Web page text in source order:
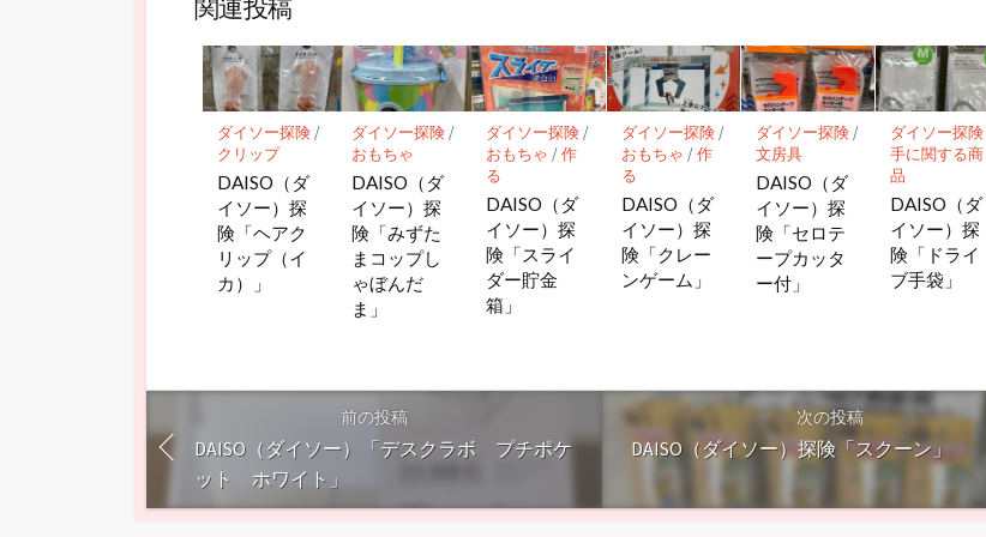
関連投稿
ダイソー探険/
クリップ
DAISO（ダ
イソー）探
険「ヘアク
リップ（イ
カ）」
ダイソー探険/
おもちゃ
DAISO（ダ
イソー）探
険「みずた
まコップし
ゃぼんだ
ま」
ダイソー探険/
おもちゃ /作
る
DAISO（ダ
イソー）探
険「スライ
ダー貯金
箱」
ダイソー探険/
おもちゃ /作
る
DAISO（ダ
イソー）探
険「クレー
ンゲーム」
ダイソー探険/
文房具
DAISO（ダ
イソー）探
険「セロテ
ープカッタ
ー付」
ダイソー探険
手に関する商
品
DAISO（ダ
イソー）探
険「ドライ
ブ手袋」
前の投稿
DAISO（ダイソー）「デスクラボ プチポケ
ット ホワイト」
次の投稿
DAISO（ダイソー）探険「スクーン」